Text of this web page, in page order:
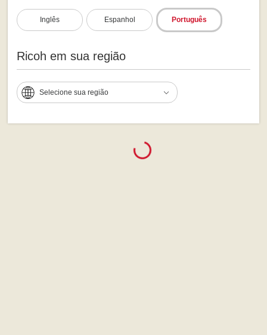
Inglês Espanhol Português
Ricoh em sua região
Selecione sua região